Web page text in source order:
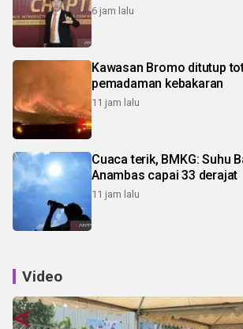
6 jam lalu
Kawasan Bromo ditutup
pemadaman kebakaran
11 jam lalu
Cuaca terik, BMKG: Suhu
Anambas capai 33 derajat
11 jam lalu
Video